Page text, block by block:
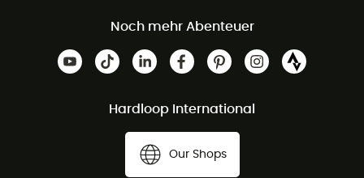
Noch mehr Abenteuer
Hardloop International
Our Shops